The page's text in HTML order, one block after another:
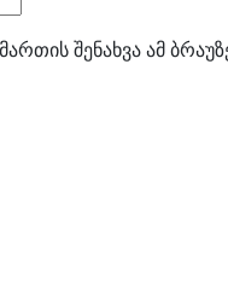
შენახვა ამ